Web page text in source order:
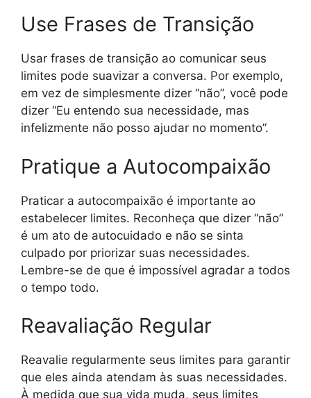
Use Frases de Transição
Usar frases de transição ao comunicar seus
limites pode suavizar a conversa. Por exemplo,
em vez de simplesmente dizer “não”, você pode
dizer “Eu entendo sua necessidade, mas
infelizmente não posso ajudar no momento”.
Pratique a Autocompaixão
Praticar a autocompaixão é importante ao
estabelecer limites. Reconheça que dizer “não”
é um ato de autocuidado e não se sinta
culpado por priorizar suas necessidades.
Lembre-se de que é impossível agradar a todos
o tempo todo.
Reavaliação Regular
Reavalie regularmente seus limites para garantir
que eles ainda atendam às suas necessidades.
À medida que sua vida muda, seus limites